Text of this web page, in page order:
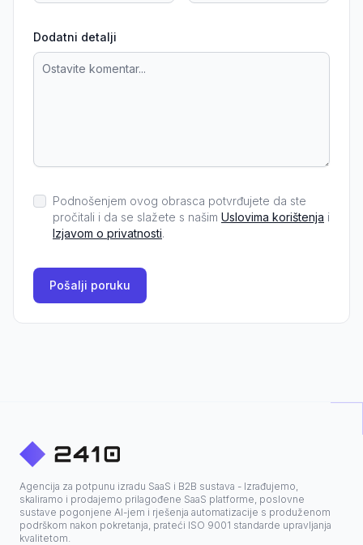
Dodatni detalji
Podnošenjem ovog obrasca potvrđujete da ste
pročitali i da se slažete s našim Uslovima korištenja i
Izjavom o privatnosti.
Pošalji poruku
Agencija za potpunu izradu SaaS i B2B sustava - Izrađujemo,
skaliramo i prodajemo prilagođene SaaS platforme, poslovne
sustave pogonjene AI-jem i rješenja automatizacije s produženom
podrškom nakon pokretanja, prateći ISO 9001 standarde upravljanja
kvalitetom.